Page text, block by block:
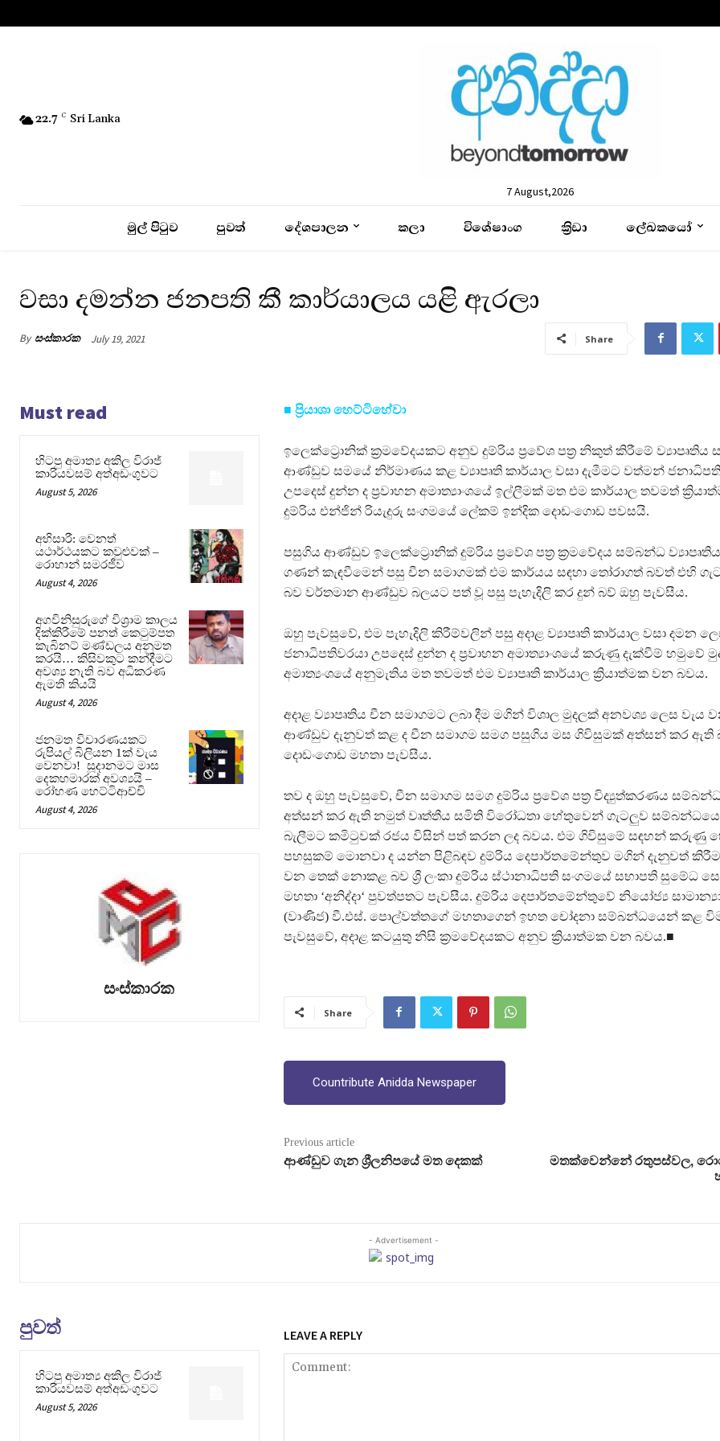
22.7 C Sri Lanka
7 August,2026
මුල් පිටුව පුවත් දේශපාලන කලා විශේෂාංග ක්‍රිඩා ලේඛකයෝ
වසා දමන්න ජනපති කී කාර්යාලය යළි ඇරලා
By සංස්කාරක July 19, 2021 Share
Must read
හිටපු අමාත්‍ය අකිල විරාජ්
කාරියවසම් අත්අඩංගුවට
August 5, 2026
අභිසාරී: වෙනත්
යථාර්ථයකට කවුළුවක් –
රොහාන් සමරජීව
August 4, 2026
අගවිනිසුරුගේ විශ්‍රාම කාලය
දික්කිරීමේ පනත් කෙටුම්පත
කැබිනට් මණ්ඩලය අනුමත
කරයි… කිසිවකුට කන්දීමට
අවශ්‍ය නැති බව අධිකරණ
ඇමති කියයි
August 4, 2026
ජනමත විචාරණයකට
රුපියල් බිලියන 1ක් වැය
වෙනවා! සූදානමට මාස
දෙකහමාරක් අවශ්‍යයි –
රෝහණ හෙට්ටිආච්චි
August 4, 2026
සංස්කාරක
■ ප්‍රියාශා හෙට්ටිහේවා
ඉලෙක්ට්‍රොනික් ක්‍රමවේදයකට අනුව දුම්රිය ප්‍රවේශ පත්‍ර නිකුත් කිරීමේ ව්‍යාපෘතිය
ආණ්ඩුව සමයේ නිර්මාණය කළ ව්‍යාපෘති කාර්යාල වසා දැමීමට වත්මන්
උපදෙස් දුන්න ද ප්‍රවාහන අමාත්‍යාංශයේ ඉල්ලීමක් මත එම කාර්යාල තවමත්
දුම්රිය එන්ජින් රියැදුරු සංගමයේ ලේකම් ඉන්දික දොඩංගොඩ පවසයි.
පසුගිය ආණ්ඩුව ඉලෙක්ට්‍රොනික් දුම්රිය ප්‍රවේශ පත්‍ර ක්‍රමවේදය සම්බන්ධ
ගණන් කැඳවීමෙන් පසු චීන සමාගමක් එම කාර්යය සඳහා තෝරාගත් බවත් එහි
බව වර්තමාන ආණ්ඩුව බලයට පත් වූ පසු පැහැදිලි කර දුන් බව් ඔහු පැවසීය.
ඔහු පැවසුවේ, එම පැහැදිලි කිරීම්වලින් පසු අදාළ ව්‍යාපෘති කාර්යාල වසා දමන
ජනාධිපතිවරයා උපදෙස් දුන්න ද ප්‍රවාහන අමාත්‍යාංශයේ කරුණු දැක්වීම් හමුවේ
අමාත්‍යංශයේ අනුමැතිය මත තවමත් එම ව්‍යාපෘති කාර්යාල ක්‍රියාත්මක වන බවය.
අදාළ ව්‍යාපෘතිය චීන සමාගමට ලබා දීම මගින් විශාල මුදලක් අනවශ්‍ය ලෙස වැය
ආණ්ඩුව දැනුවත් කළ ද චීන සමාගම සමග පසුගිය මස ගිවිසුමක් අත්සන් කර ඇති
දොඩංගොඩ මහතා පැවසීය.
තව ද ඔහු පැවසුවේ, චීන සමාගම සමග දුම්රිය ප්‍රවේශ පත්‍ර විද්‍යුත්කරණය
අත්සන් කර ඇති නමුත් වෘත්තීය සමිති විරෝධතා හේතුවෙන් ගැටලුව
බැලීමට කමිටුවක් රජය විසින් පත් කරන ලද බවය. එම ගිවිසුමේ සඳහන් කරුණු
පහසුකම් මොනවා ද යන්න පිළිබඳව දුම්රිය දෙපාර්තමේන්තුව මගින් දැනුවත්
වන තෙක් නොකළ බව ශ්‍රී ලංකා දුම්රිය ස්ථානාධිපති සංගමයේ සභාපති සුමේධ
මහතා ‘අනිද්දා‘ පුවත්පතට පැවසීය. දුම්රිය දෙපාර්තමේන්තුවේ නියෝජ්‍ය
(වාණිජ) වී.එස්. පොල්වත්තගේ මහතාගෙන් ඉහත චෝදනා සම්බන්ධයෙන් කළ
පැවසුවේ, අදාළ කටයුතු නිසි ක්‍රමවේදයකට අනුව ක්‍රියාත්මක වන බවය.■
Share
Countribute Anidda Newspaper
Previous article
ආණ්ඩුව ගැන ශ්‍රීලනිපයේ මත දෙකක්
මතක්වෙන්නේ රතුපස්වල,
- Advertisement -
පුවත්
හිටපු අමාත්‍ය අකිල විරාජ්
කාරියවසම් අත්අඩංගුවට
August 5, 2026
LEAVE A REPLY